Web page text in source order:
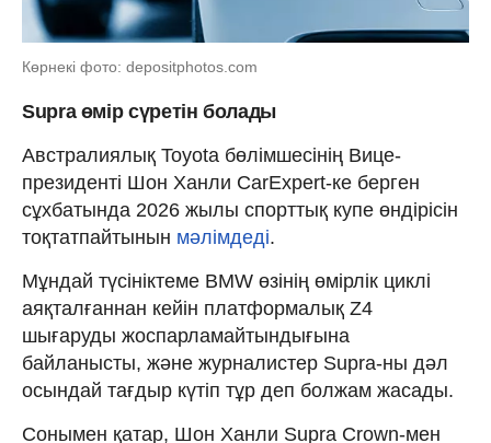
Көрнекі фото: depositphotos.com
Supra өмір сүретін болады
Австралиялық Toyota бөлімшесінің Вице-
президенті Шон Ханли CarExpert-ке берген
сұхбатында 2026 жылы спорттық купе өндірісін
тоқтатпайтынын мәлімдеді.
Мұндай түсініктеме BMW өзінің өмірлік циклі
аяқталғаннан кейін платформалық Z4
шығаруды жоспарламайтындығына
байланысты, және журналистер Supra-ны дәл
осындай тағдыр күтіп тұр деп болжам жасады.
Сонымен қатар, Шон Ханли Supra Crown-мен